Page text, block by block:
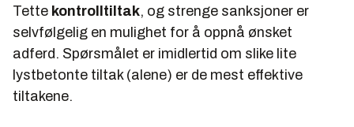
Tette kontrolltiltak, og strenge sanksjoner er
selvfølgelig en mulighet for å oppnå ønsket
adferd. Spørsmålet er imidlertid om slike lite
lystbetonte tiltak (alene) er de mest effektive
tiltakene.